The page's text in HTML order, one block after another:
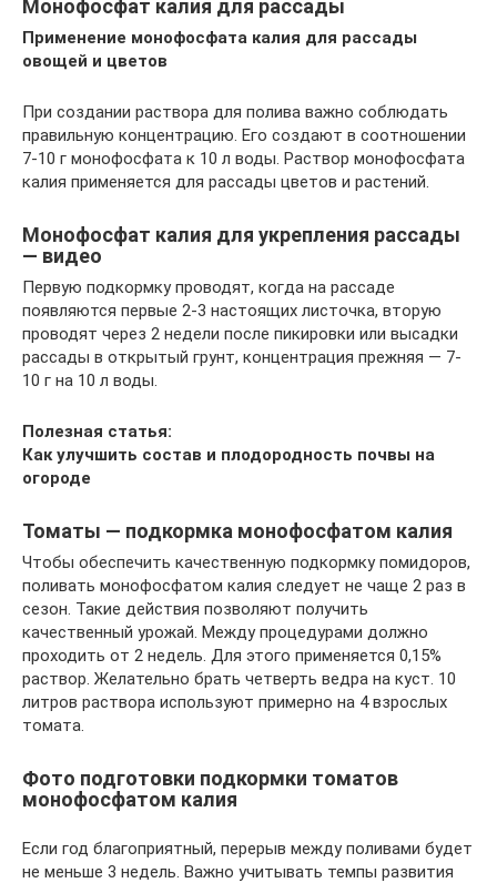
Монофосфат калия для рассады
Применение монофосфата калия для рассады
овощей и цветов
При создании раствора для полива важно соблюдать
правильную концентрацию. Его создают в соотношении
7-10 г монофосфата к 10 л воды. Раствор монофосфата
калия применяется для рассады цветов и растений.
Монофосфат калия для укрепления рассады
— видео
Первую подкормку проводят, когда на рассаде
появляются первые 2-3 настоящих листочка, вторую
проводят через 2 недели после пикировки или высадки
рассады в открытый грунт, концентрация прежняя — 7-
10 г на 10 л воды.
Полезная статья:
Как улучшить состав и плодородность почвы на
огороде
Томаты — подкормка монофосфатом калия
Чтобы обеспечить качественную подкормку помидоров,
поливать монофосфатом калия следует не чаще 2 раз в
сезон. Такие действия позволяют получить
качественный урожай. Между процедурами должно
проходить от 2 недель. Для этого применяется 0,15%
раствор. Желательно брать четверть ведра на куст. 10
литров раствора используют примерно на 4 взрослых
томата.
Фото подготовки подкормки томатов
монофосфатом калия
Если год благоприятный, перерыв между поливами будет
не меньше 3 недель. Важно учитывать темпы развития